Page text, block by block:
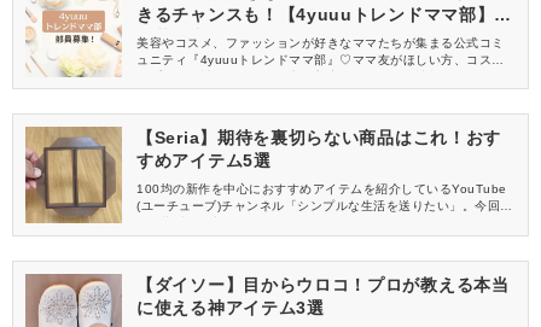
きるチャンスも！【4yuuuトレンドママ部】部
員募集中
美容やコスメ、ファッションが好きなママたちが集まる公式コミ
ュニティ『4yuuuトレンドママ部』♡ママ友がほしい方、コスメサ
信してくれる方を募集しています！
【Seria】期待を裏切らない商品はこれ！おす
すめアイテム5選
100均の新作を中心におすすめアイテムを紹介しているYouTube
(ユーチューブ)チャンネル「シンプルな生活を送りたい」。今回
します！
【ダイソー】目からウロコ！プロが教える本当
に使える神アイテム3選